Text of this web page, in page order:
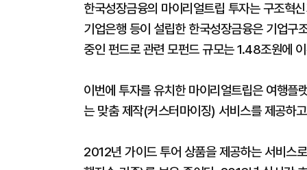
한국성장금융의 마이리얼트립 투자는 구조혁
기업은행 등이 설립한 한국성장금융은 기업구
중인 펀드로 관련 모펀드 규모는 1.48조원에
이번에 투자를 유치한 마이리얼트립은 여행플
는 맞춤 제작(커스터마이징) 서비스를 제공하
2012년 가이드 투어 상품을 제공하는 서비스